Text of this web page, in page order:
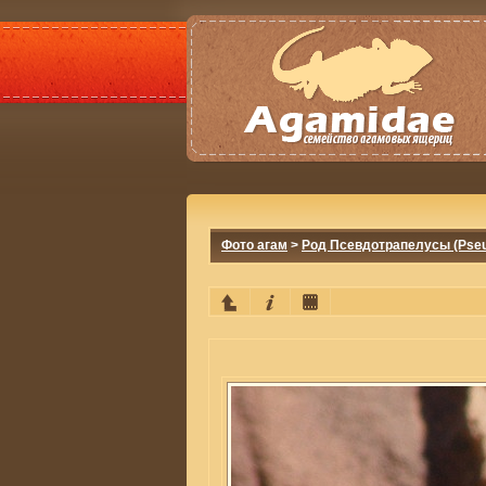
Фото агам > Род Псевдотрапелусы